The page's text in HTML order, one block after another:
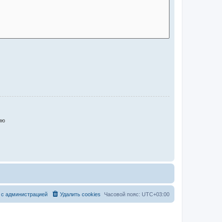
Часовой пояс: UTC+03:00
Удалить cookies
администрацией